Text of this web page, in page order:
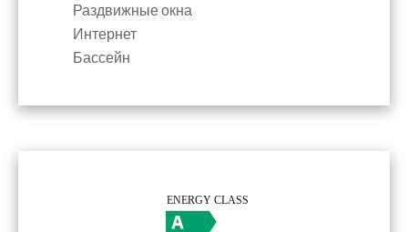
Раздвижные окна
Интернет
Бассейн